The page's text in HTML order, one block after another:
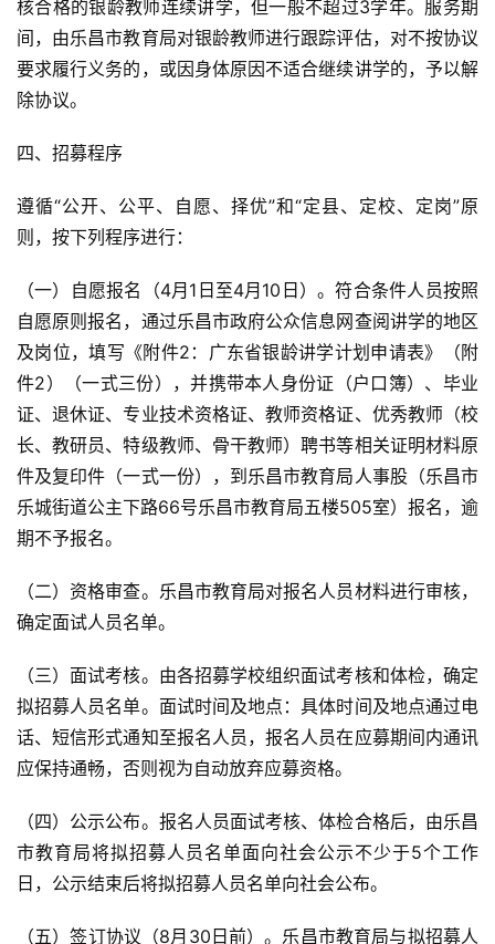
核合格的银龄教师连续讲学，但一般不超过3学年。服务期
间，由乐昌市教育局对银龄教师进行跟踪评估，对不按协议
要求履行义务的，或因身体原因不适合继续讲学的，予以解
除协议。
四、招募程序
遵循“公开、公平、自愿、择优”和“定县、定校、定岗”原
则，按下列程序进行：
（一）自愿报名（4月1日至4月10日）。符合条件人员按照
自愿原则报名，通过乐昌市政府公众信息网查阅讲学的地区
及岗位，填写《附件2：广东省银龄讲学计划申请表》（附
件2）（一式三份），并携带本人身份证（户口簿）、毕业
证、退休证、专业技术资格证、教师资格证、优秀教师（校
长、教研员、特级教师、骨干教师）聘书等相关证明材料原
件及复印件（一式一份），到乐昌市教育局人事股（乐昌市
乐城街道公主下路66号乐昌市教育局五楼505室）报名，逾
期不予报名。
（二）资格审查。乐昌市教育局对报名人员材料进行审核，
确定面试人员名单。
（三）面试考核。由各招募学校组织面试考核和体检，确定
拟招募人员名单。面试时间及地点：具体时间及地点通过电
话、短信形式通知至报名人员，报名人员在应募期间内通讯
应保持通畅，否则视为自动放弃应募资格。
（四）公示公布。报名人员面试考核、体检合格后，由乐昌
市教育局将拟招募人员名单面向社会公示不少于5个工作
日，公示结束后将拟招募人员名单向社会公布。
（五）签订协议（8月30日前）。乐昌市教育局与拟招募人